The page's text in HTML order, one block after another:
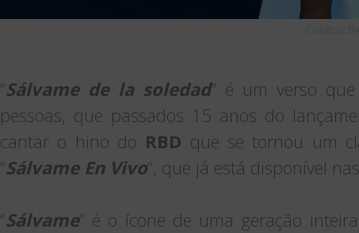
“Sálvame de la soledad” é um verso
pessoas, que passados ​​15 anos do
cantar o hino do RBD que se tornou um
“Sálvame En Vivo“, que já está disponível
“Sálvame” é o ícone de uma geração